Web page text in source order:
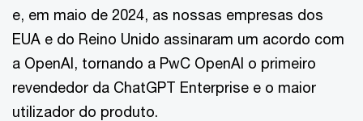
e, em maio de 2024, as nossas empresas dos
EUA e do Reino Unido assinaram um acordo com
a OpenAI, tornando a PwC OpenAI o primeiro
revendedor da ChatGPT Enterprise e o maior
utilizador do produto.